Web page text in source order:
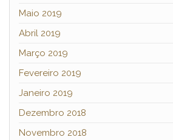
Maio 2019
Abril 2019
Março 2019
Fevereiro 2019
Janeiro 2019
Dezembro 2018
Novembro 2018